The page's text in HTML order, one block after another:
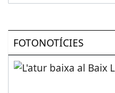
FOTONOTÍCIES